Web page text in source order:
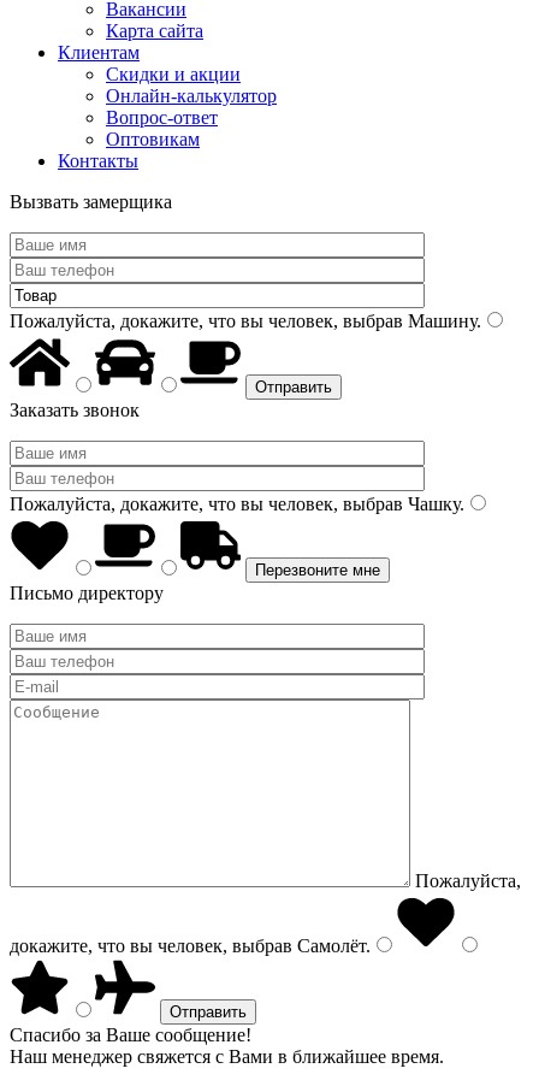
Вакансии
Карта сайта
Клиентам
Скидки и акции
Онлайн-калькулятор
Вопрос-ответ
Оптовикам
Контакты
Вызвать замерщика
Пожалуйста, докажите, что вы человек, выбрав Машину.
Заказать звонок
Пожалуйста, докажите, что вы человек, выбрав Чашку.
Письмо директору
Пожалуйста,
докажите, что вы человек, выбрав Самолёт.
Спасибо за Ваше сообщение!
Наш менеджер свяжется с Вами в ближайшее время.